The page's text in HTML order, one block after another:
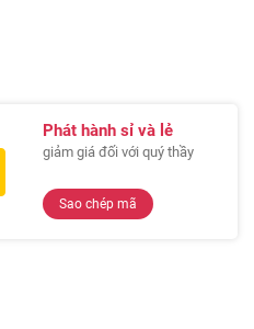
Phát hành sỉ và lẻ
giảm giá đối với quý thầy
Sao chép mã